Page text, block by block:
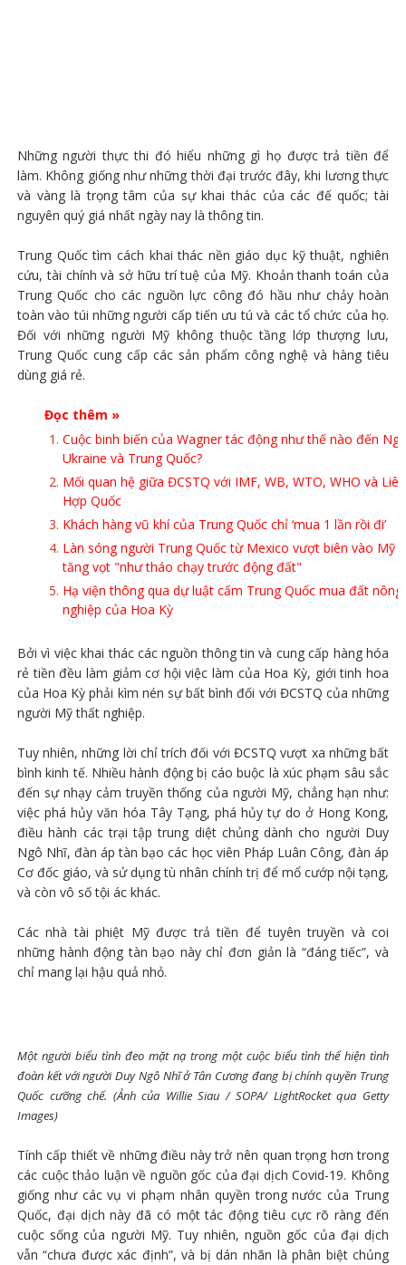
Những người thực thi đó hiểu những gì họ được trả tiền để
làm. Không giống như những thời đại trước đây, khi lương thực
và vàng là trọng tâm của sự khai thác của các đế quốc; tài
nguyên quý giá nhất ngày nay là thông tin.
Trung Quốc tìm cách khai thác nền giáo dục kỹ thuật, nghiên
cứu, tài chính và sở hữu trí tuệ của Mỹ. Khoản thanh toán của
Trung Quốc cho các nguồn lực công đó hầu như chảy hoàn
toàn vào túi những người cấp tiến ưu tú và các tổ chức của họ.
Đối với những người Mỹ không thuộc tầng lớp thượng lưu,
Trung Quốc cung cấp các sản phẩm công nghệ và hàng tiêu
dùng giá rẻ.
Đọc thêm »
Cuộc binh biến của Wagner tác động như thế nào đến
Ukraine và Trung Quốc?
Mối quan hệ giữa ĐCSTQ với IMF, WB, WTO, WHO và Liên
Hợp Quốc
Khách hàng vũ khí của Trung Quốc chỉ ‘mua 1 lần rồi đi’
Làn sóng người Trung Quốc từ Mexico vượt biên vào Mỹ
tăng vọt "như tháo chạy trước động đất"
Hạ viện thông qua dự luật cấm Trung Quốc mua đất nông
nghiệp của Hoa Kỳ
Bởi vì việc khai thác các nguồn thông tin và cung cấp hàng hóa
rẻ tiền đều làm giảm cơ hội việc làm của Hoa Kỳ, giới tinh hoa
của Hoa Kỳ phải kìm nén sự bất bình đối với ĐCSTQ của những
người Mỹ thất nghiệp.
Tuy nhiên, những lời chỉ trích đối với ĐCSTQ vượt xa những bất
bình kinh tế. Nhiều hành động bị cáo buộc là xúc phạm sâu sắc
đến sự nhạy cảm truyền thống của người Mỹ, chẳng hạn như:
việc phá hủy văn hóa Tây Tạng, phá hủy tự do ở Hong Kong,
điều hành các trại tập trung diệt chủng dành cho người Duy
Ngô Nhĩ, đàn áp tàn bạo các học viên Pháp Luân Công, đàn áp
Cơ đốc giáo, và sử dụng tù nhân chính trị để mổ cướp nội tạng,
và còn vô số tội ác khác.
Các nhà tài phiệt Mỹ được trả tiền để tuyên truyền và coi
những hành động tàn bạo này chỉ đơn giản là “đáng tiếc”, và
chỉ mang lại hậu quả nhỏ.
Một người biểu tình đeo mặt nạ trong một cuộc biểu tình thể hiện tình
đoàn kết với người Duy Ngô Nhĩ ở Tân Cương đang bị chính quyền Trung
Quốc cưỡng chế. (Ảnh của Willie Siau / SOPA/ LightRocket qua Getty
Images)
Tính cấp thiết về những điều này trở nên quan trọng hơn trong
các cuộc thảo luận về nguồn gốc của đại dịch Covid-19. Không
giống như các vụ vi phạm nhân quyền trong nước của Trung
Quốc, đại dịch này đã có một tác động tiêu cực rõ ràng đến
cuộc sống của người Mỹ. Tuy nhiên, nguồn gốc của đại dịch
vẫn “chưa được xác định”, và bị dán nhãn là phân biệt chủng